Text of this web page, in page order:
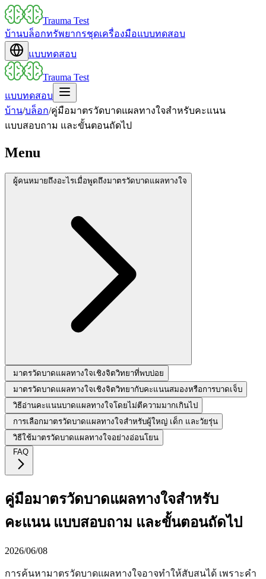
Trauma Test
บ้านบล็อกทรัพยากรชุดเครื่องมือแบบทดสอบ
แบบทดสอบ
Trauma Test
แบบทดสอบ
บ้าน/บล็อก/คู่มือมาตรวัดบาดแผลทางใจสำหรับคะแนน
แบบสอบถาม และขั้นตอนถัดไป
Menu
ผู้คนหมายถึงอะไรเมื่อพูดถึงมาตรวัดบาดแผลทางใจ
มาตรวัดบาดแผลทางใจเชิงจิตวิทยาที่พบบ่อย
มาตรวัดบาดแผลทางใจเชิงจิตวิทยากับคะแนนสมองหรือการบาดเจ็บ
วิธีอ่านคะแนนบาดแผลทางใจโดยไม่ตีความมากเกินไป
การเลือกมาตรวัดบาดแผลทางใจสำหรับผู้ใหญ่ เด็ก และวัยรุ่น
วิธีใช้มาตรวัดบาดแผลทางใจอย่างอ่อนโยน
FAQ
คู่มือมาตรวัดบาดแผลทางใจสำหรับ
คะแนน แบบสอบถาม และขั้นตอนถัดไป
2026/06/08
การค้นหามาตรวัดบาดแผลทางใจอาจทำให้สับสนได้ เพราะคำ